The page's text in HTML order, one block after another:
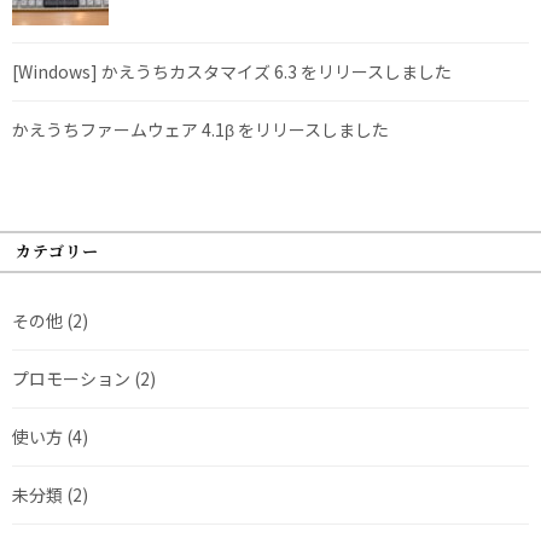
[Windows] かえうちカスタマイズ 6.3 をリリースしました
かえうちファームウェア 4.1β をリリースしました
カテゴリー
その他 (2)
プロモーション (2)
使い方 (4)
未分類 (2)